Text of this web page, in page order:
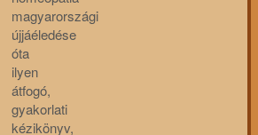
magyarországi
újjáéledése
óta
ilyen
átfogó,
gyakorlati
kézikönyv,